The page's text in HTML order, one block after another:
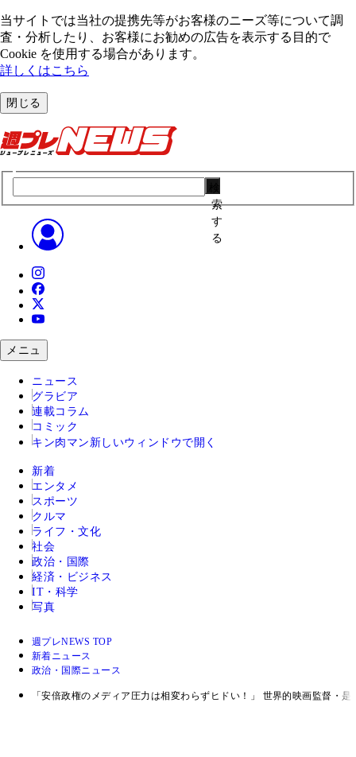
当サイトでは当社の提携先等がお客様のニーズ等について調
査・分析したり、お客様にお勧めの広告を表⽰する⽬的で
Cookie を使⽤する場合があります。
詳しくはこちら
閉じる
索
す
る
メニュ
ニュース
グラビア
連載コラム
コミック
キン肉マン 新しいウィンドウで開く
新着
エンタメ
スポーツ
クルマ
ライフ・文化
社会
政治・国際
経済・ビジネス
IT・科学
写真
週プレNEWS TOP
新着ニュース
政治・国際ニュース
「安倍政権のメディア圧力は相変わらずヒドい！」 世界的映画監督・